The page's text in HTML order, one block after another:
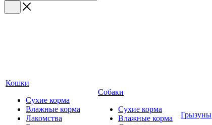
Кошки
Сухие корма
Влажные корма
Лакомства
Собаки
Сухие корма
Влажные корма
Грызуны